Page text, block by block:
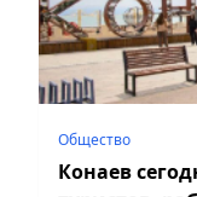
Общество
Конаев